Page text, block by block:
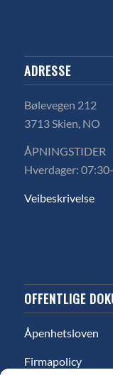
ADRESSE
Bølevegen 212
3713 Skien, NO
ÅPNINGSTIDER
Hverdager:
Veibeskrivelse
OFFENTLIGE
Åpenhetsloven
Firmapolicy